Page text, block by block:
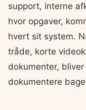
support, interne
hvor opgaver,
hvert sit system.
tråde, korte
dokumenter,
dokumentere